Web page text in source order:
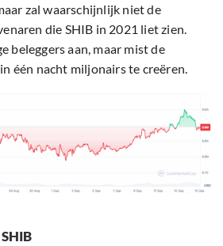
zal waarschijnlijk niet de
die SHIB in 2021 liet zien.
beleggers aan, maar mist de
één nacht miljonairs te creëren.